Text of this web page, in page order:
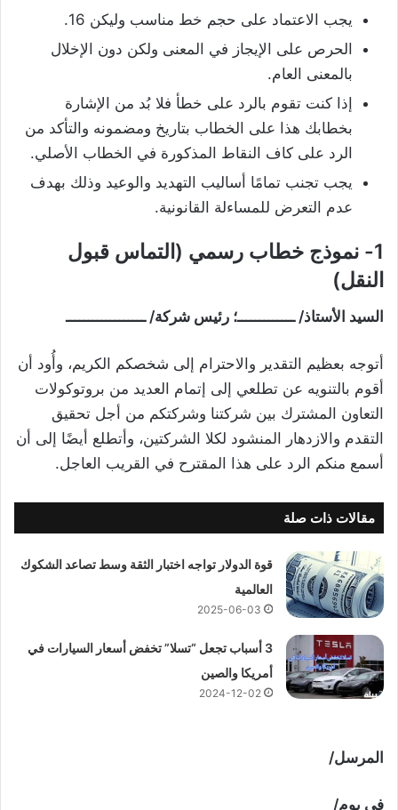
يجب الاعتماد على حجم خط مناسب وليكن 16.
الحرص على الإيجاز في المعنى ولكن دون الإخلال
بالمعنى العام.
إذا كنت تقوم بالرد على خطأ فلا بُد من الإشارة
بخطابك هذا على الخطاب بتاريخ ومضمونه والتأكد من
الرد على كاف النقاط المذكورة في الخطاب الأصلي.
يجب تجنب تمامًا أساليب التهديد والوعيد وذلك بهدف
عدم التعرض للمساءلة القانونية.
1- نموذج خطاب رسمي (التماس قبول
النقل)
السيد الأستاذ/ ـــــــــــــ؛ رئيس شركة/ ــــــــــــــــــ
أتوجه بعظيم التقدير والاحترام إلى شخصكم الكريم، وأُود أن
أقوم بالتنويه عن تطلعي إلى إتمام العديد من بروتوكولات
التعاون المشترك بين شركتنا وشركتكم من أجل تحقيق
التقدم والازدهار المنشود لكلا الشركتين، وأتطلع أيضًا إلى أن
أسمع منكم الرد على هذا المقترح في القريب العاجل.
مقالات ذات صلة
قوة الدولار تواجه اختبار الثقة وسط تصاعد الشكوك
العالمية
2025-06-03
3 أسباب تجعل “تسلا” تخفض أسعار السيارات في
أمريكا والصين
2024-12-02
المرسل/
في يوم/